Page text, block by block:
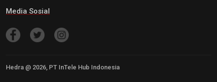
Media Sosial
Hedra @ 2026 , PT InTele Hub Indonesia